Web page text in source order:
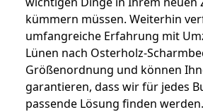
kümmern müssen. Weiterhin
umfangreiche Erfahrung mit
Lünen nach Osterholz-
Größenordnung und können
garantieren, dass wir für jedes
passende Lösung finden werden.